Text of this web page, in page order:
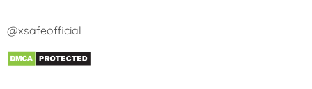
@xsafeofficial